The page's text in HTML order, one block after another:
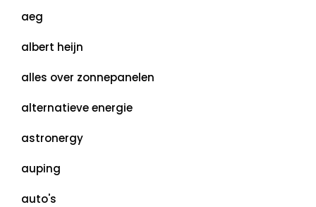
aeg
albert heijn
alles over zonnepanelen
alternatieve energie
astronergy
auping
auto's